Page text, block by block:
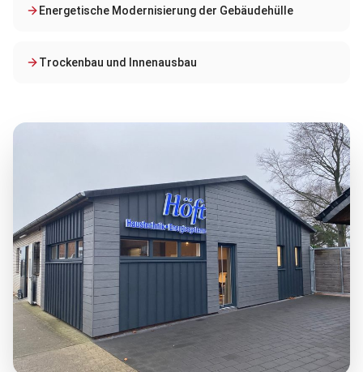
Energetische Modernisierung der Gebäudehülle
Trockenbau und Innenausbau